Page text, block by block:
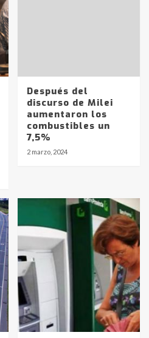
Después del
discurso de Milei
aumentaron los
combustibles un
7,5%
2 marzo, 2024
del lunes
Ruta 5: falleció un
Lauquen
de los combustibles en
YPF hasta Axion
pesos